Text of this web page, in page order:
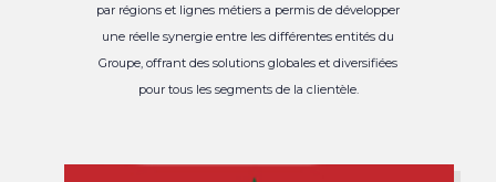
par régions et lignes métiers a permis de développer
une réelle synergie entre les différentes entités du
Groupe, offrant des solutions globales et diversifiées
pour tous les segments de la clientèle.